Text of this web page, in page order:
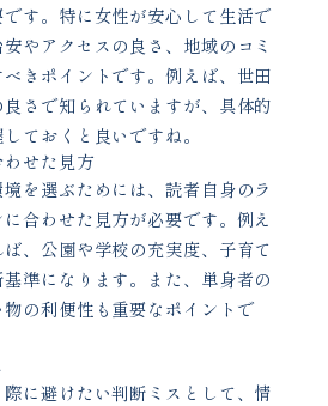
す。特に女性が安心して生活で
やアクセスの良さ、地域のコミ
きポイントです。例えば、世田
さで知られていますが、具体的
ておくと良いですね。
せた見方
を選ぶためには、読者自身のラ
合わせた見方が必要です。例え
、公園や学校の充実度、子育て
準になります。また、単身者の
の利便性も重要なポイントで
に避けたい判断ミスとして、情